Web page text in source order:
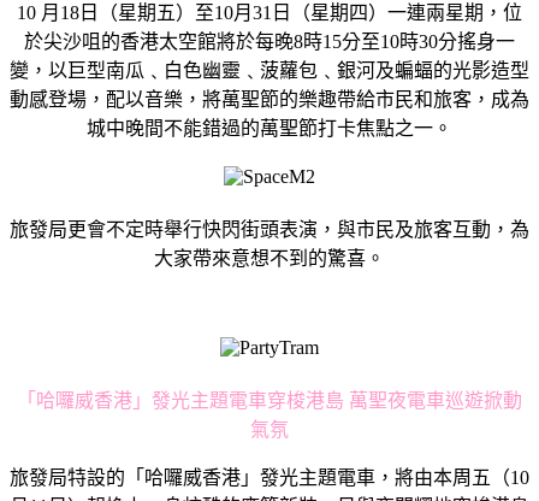
10 月18日（星期五）至10月31日（星期四）一連兩星期，位
於尖沙咀的香港太空館將於每晚8時15分至10時30分搖身一
變，以巨型南瓜﹑白色幽靈﹑菠蘿包﹑銀河及蝙蝠的光影造型
動感登場，配以音樂，將萬聖節的樂趣帶給市民和旅客，成為
城中晚間不能錯過的萬聖節打卡焦點之一。
旅發局更會不定時舉行快閃街頭表演，與市民及旅客互動，為
大家帶來意想不到的驚喜。
「哈囉威香港」發光主題電車穿梭港島 萬聖夜電車巡遊掀動
氣氛
旅發局特設的「哈囉威香港」發光主題電車，將由本周五（10